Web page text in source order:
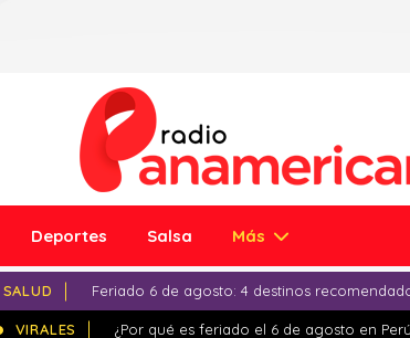
Deportes Salsa Más
Feriado 6 de agosto: 4 destinos
VIRALES ¿Por qué es feriado el 6 de agosto en